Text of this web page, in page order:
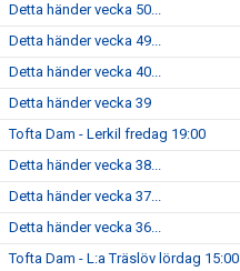
Detta händer vecka 50...
Detta händer vecka 49...
Detta händer vecka 40...
Detta händer vecka 39
Tofta Dam - Lerkil fredag 19:00
Detta händer vecka 38...
Detta händer vecka 37...
Detta händer vecka 36...
Tofta Dam - L:a Träslöv lördag 15:00